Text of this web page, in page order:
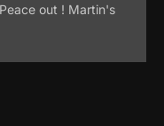
out ! Martin's